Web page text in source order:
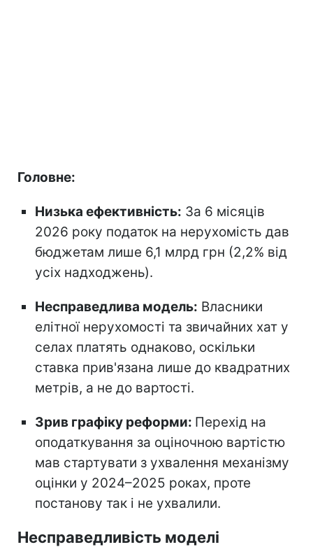
Головне:
Низька ефективність: За 6 місяців
2026 року податок на нерухомість дав
бюджетам лише 6,1 млрд грн (2,2% від
усіх надходжень).
Несправедлива модель: Власники
елітної нерухомості та звичайних хат у
селах платять однаково, оскільки
ставка прив'язана лише до квадратних
метрів, а не до вартості.
Зрив графіку реформи: Перехід на
оподаткування за оціночною вартістю
мав стартувати з ухвалення механізму
оцінки у 2024–2025 роках, проте
постанову так і не ухвалили.
Несправедливість моделі